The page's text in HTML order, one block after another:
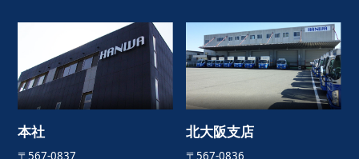
本社
〒567-0837
北大阪支店
〒567-0836